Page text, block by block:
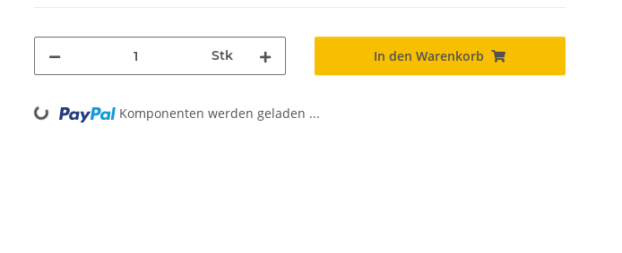
Stk In den Warenkorb
Loading... Komponenten werden geladen ...